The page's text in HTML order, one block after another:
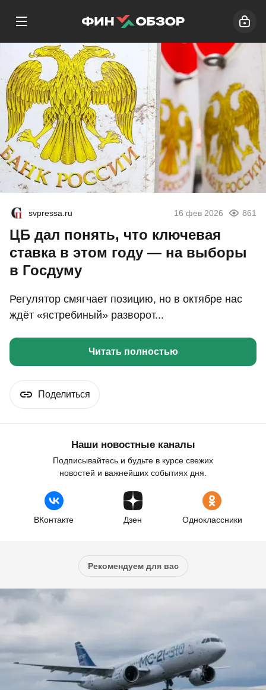
svpressa.ru 16 фев 2026 861
ЦБ дал понять, что ключевая
ставка в этом году — на выборы
в Госдуму
Регулятор смягчает позицию, но в октябре нас
ждёт «ястребиный» разворот...
Читать полностью
Поделиться
Наши новостные каналы
Подписывайтесь и будьте в курсе свежих
новостей и важнейших событиях дня.
ВКонтакте Дзен Одноклассники
Рекомендуем для вас